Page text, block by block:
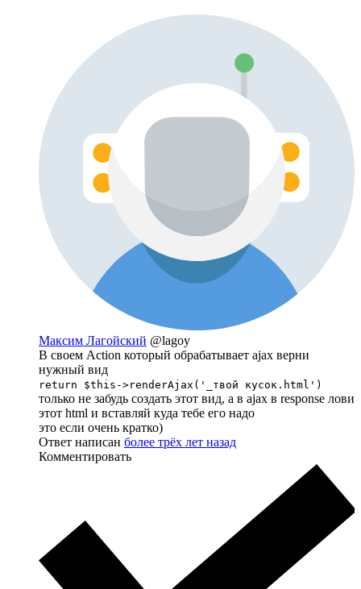
Максим Лагойский @lagoy
В своем Action который обрабатывает ajax верни
нужный вид
return $this->renderAjax('_твой кусок.html')
только не забудь создать этот вид, а в ajax в response лови
этот html и вставляй куда тебе его надо
это если очень кратко)
Ответ написан более трёх лет назад
Комментировать